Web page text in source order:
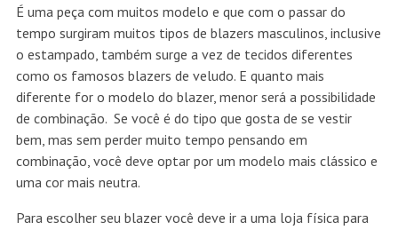
É uma peça com muitos modelo e que com o passar do
tempo surgiram muitos tipos de blazers masculinos, inclusive
o estampado, também surge a vez de tecidos diferentes
como os famosos blazers de veludo. E quanto mais
diferente for o modelo do blazer, menor será a possibilidade
de combinação. Se você é do tipo que gosta de se vestir
bem, mas sem perder muito tempo pensando em
combinação, você deve optar por um modelo mais clássico e
uma cor mais neutra.
Para escolher seu blazer você deve ir a uma loja física para